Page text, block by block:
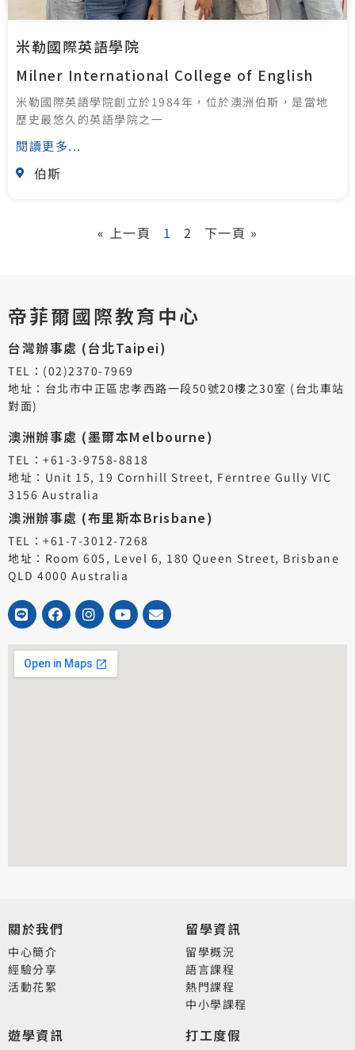
米勒國際英語學院
Milner International College of English
米勒國際英語學院創立於1984年，位於澳洲伯斯，是當地
歷史最悠久的英語學院之一
閱讀更多...
伯斯
« 上一頁 1 2 下一頁 »
帝菲爾國際教育中心
台灣辦事處 (台北Taipei)
TEL：(02)2370-7969
地址：台北市中正區忠孝西路一段50號20樓之30室 (台北車站
對面)
澳洲辦事處 (墨爾本Melbourne)
TEL：+61-3-9758-8818
地址：Unit 15, 19 Cornhill Street, Ferntree Gully VIC
3156 Australia
澳洲辦事處 (布里斯本Brisbane)
TEL：+61-7-3012-7268
地址：Room 605, Level 6, 180 Queen Street, Brisbane
QLD 4000 Australia
關於我們
中心簡介
經驗分享
活動花絮
留學資訊
留學概況
語言課程
熱門課程
中小學課程
遊學資訊 打工度假